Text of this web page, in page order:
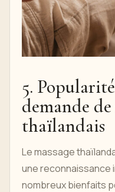
5.
demande de
thaïlandais
Le massage
une reconnaissance
nombreux bienfaits